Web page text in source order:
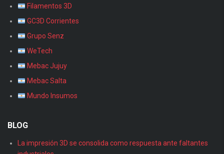
Filamentos 3D
GC3D Corrientes
Grupo Senz
WeTech
Mebac Jujuy
Mebac Salta
Mundo Insumos
BLOG
La impresión 3D se consolida como respuesta ante faltantes